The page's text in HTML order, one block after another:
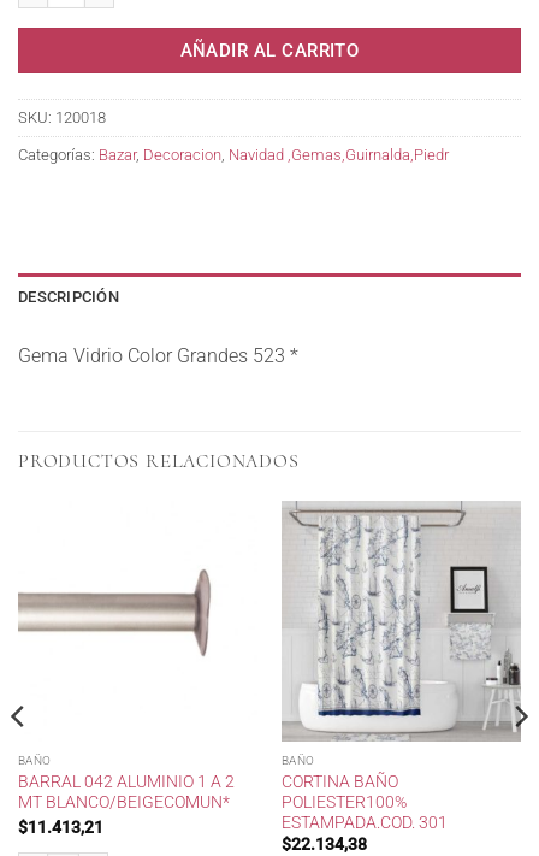
AÑADIR AL CARRITO
SKU: 120018
Categorías: Bazar, Decoracion Navidad ,Gemas,Guirnalda,Piedr
DESCRIPCIÓN
Gema Vidrio Color Grandes 523 *
PRODUCTOS RELACIONADOS
BAÑO
BARRAL 042 ALUMINIO 1 A 2
MT BLANCO/BEIGECOMUN*
$11.413,21
BAÑO
CORTINA BAÑO
POLIESTER100%
ESTAMPADA.COD. 301
$22.134,38